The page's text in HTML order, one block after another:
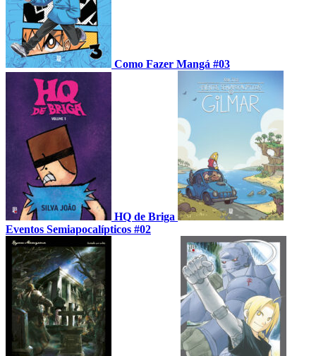
Como Fazer Mangá #03
HQ de Briga
Eventos Semiapocalípticos #02